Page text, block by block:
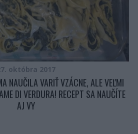
októbra 2017
NAUČILA VARIŤ VZÁCNE, ALE VEĽMI
DI VERDURA! RECEPT SA NAUČÍTE
AJ VY